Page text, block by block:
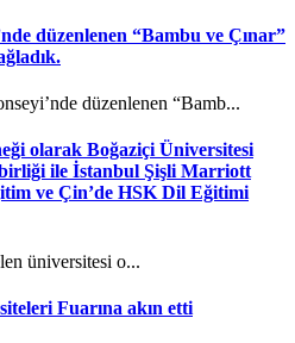
düzenlenen “Bambu ve Çınar”
düzenlenen “Bamb...
olarak Boğaziçi Üniversitesi
ile İstanbul Şişli Marriott
ve Çin’de HSK Dil Eğitimi
üniversitesi o...
Fuarına akın etti